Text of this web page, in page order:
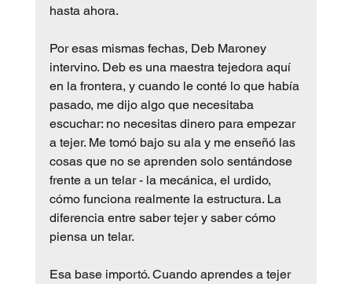
hasta ahora.
Por esas mismas fechas, Deb Maroney
intervino. Deb es una maestra tejedora aquí
en la frontera, y cuando le conté lo que había
pasado, me dijo algo que necesitaba
escuchar: no necesitas dinero para empezar
a tejer. Me tomó bajo su ala y me enseñó las
cosas que no se aprenden solo sentándose
frente a un telar - la mecánica, el urdido,
cómo funciona realmente la estructura. La
diferencia entre saber tejer y saber cómo
piensa un telar.
Esa base importó. Cuando aprendes a tejer